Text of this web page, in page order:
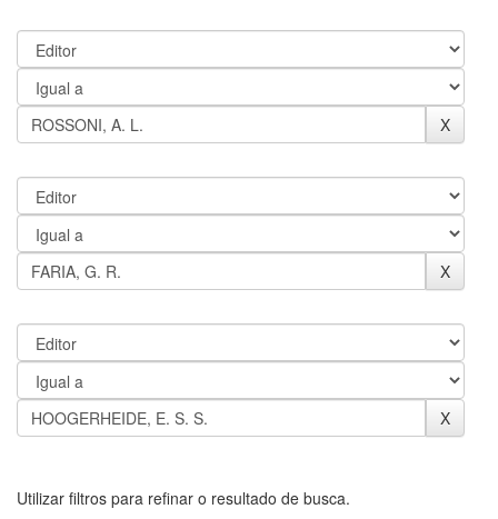
Utilizar filtros para refinar o resultado de busca.